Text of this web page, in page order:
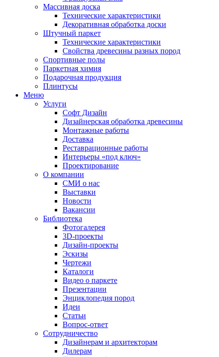
Массивная доска
Технические характеристики
Декоративная обработка доски
Штучный паркет
Технические характеристики
Свойства древесины разных пород
Спортивные полы
Паркетная химия
Подарочная продукция
Плинтусы
Меню
Услуги
Софт Дизайн
Дизайнерская обработка древесины
Монтажные работы
Доставка
Реставрационные работы
Интерьеры «под ключ»
Проектирование
О компании
СМИ о нас
Выставки
Новости
Вакансии
Библиотека
Фотогалерея
3D-проекты
Дизайн-проекты
Эскизы
Чертежи
Каталоги
Видео о паркете
Презентации
Энциклопедия пород
Идеи
Статьи
Вопрос-ответ
Сотрудничество
Дизайнерам и архитекторам
Дилерам